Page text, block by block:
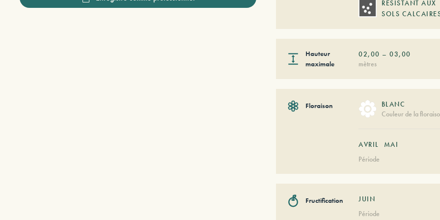
RÉSISTANT AUX
SOLS
Hauteur
maximale
02,00 –03,00
mètres
Floraison
BLANC
Couleur de la
AVRIL
MAI
Période
Fructification
JUIN
Période